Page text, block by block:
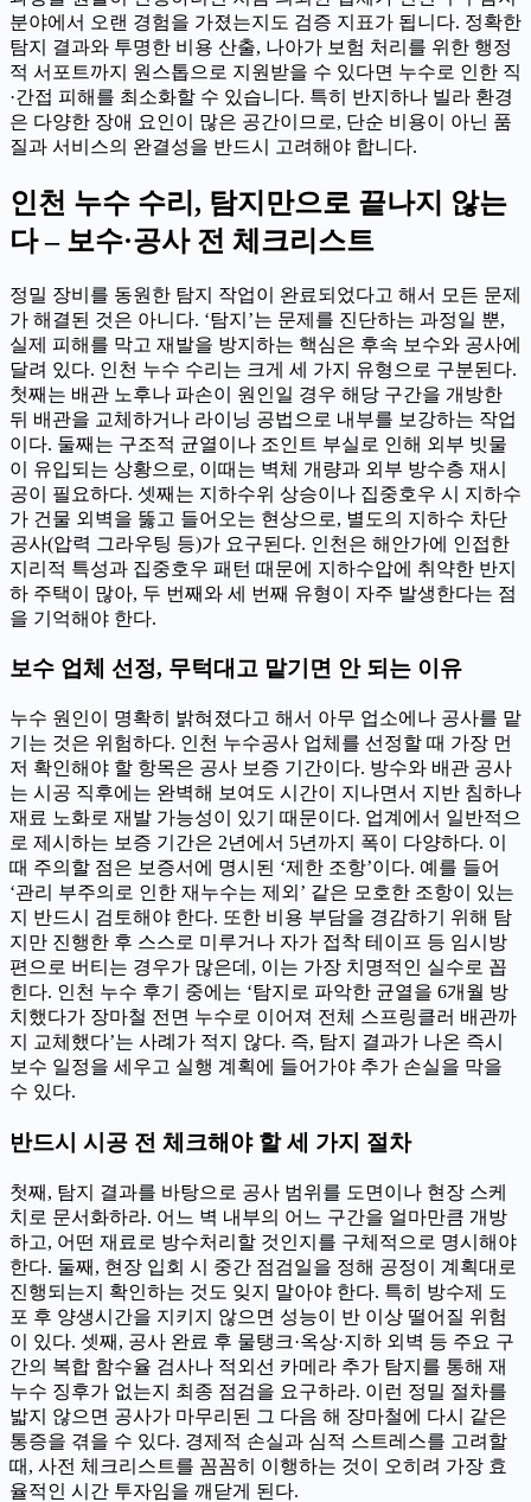
분야에서 오랜 경험을 가졌는지도 검증 지표가 됩니다. 정확한
탐지 결과와 투명한 비용 산출, 나아가 보험 처리를 위한 행정
적 서포트까지 원스톱으로 지원받을 수 있다면 누수로 인한 직
·간접 피해를 최소화할 수 있습니다. 특히 반지하나 빌라 환경
은 다양한 장애 요인이 많은 공간이므로, 단순 비용이 아닌 품
질과 서비스의 완결성을 반드시 고려해야 합니다.
인천 누수 수리, 탐지만으로 끝나지 않는
다 – 보수·공사 전 체크리스트
정밀 장비를 동원한 탐지 작업이 완료되었다고 해서 모든 문제
가 해결된 것은 아니다. ‘탐지’는 문제를 진단하는 과정일 뿐,
실제 피해를 막고 재발을 방지하는 핵심은 후속 보수와 공사에
달려 있다. 인천 누수 수리는 크게 세 가지 유형으로 구분된다.
첫째는 배관 노후나 파손이 원인일 경우 해당 구간을 개방한
뒤 배관을 교체하거나 라이닝 공법으로 내부를 보강하는 작업
이다. 둘째는 구조적 균열이나 조인트 부실로 인해 외부 빗물
이 유입되는 상황으로, 이때는 벽체 개량과 외부 방수층 재시
공이 필요하다. 셋째는 지하수위 상승이나 집중호우 시 지하수
가 건물 외벽을 뚫고 들어오는 현상으로, 별도의 지하수 차단
공사(압력 그라우팅 등)가 요구된다. 인천은 해안가에 인접한
지리적 특성과 집중호우 패턴 때문에 지하수압에 취약한 반지
하 주택이 많아, 두 번째와 세 번째 유형이 자주 발생한다는 점
을 기억해야 한다.
보수 업체 선정, 무턱대고 맡기면 안 되는 이유
누수 원인이 명확히 밝혀졌다고 해서 아무 업소에나 공사를 맡
기는 것은 위험하다. 인천 누수공사 업체를 선정할 때 가장 먼
저 확인해야 할 항목은 공사 보증 기간이다. 방수와 배관 공사
는 시공 직후에는 완벽해 보여도 시간이 지나면서 지반 침하나
재료 노화로 재발 가능성이 있기 때문이다. 업계에서 일반적으
로 제시하는 보증 기간은 2년에서 5년까지 폭이 다양하다. 이
때 주의할 점은 보증서에 명시된 ‘제한 조항’이다. 예를 들어
‘관리 부주의로 인한 재누수는 제외’ 같은 모호한 조항이 있는
지 반드시 검토해야 한다. 또한 비용 부담을 경감하기 위해 탐
지만 진행한 후 스스로 미루거나 자가 접착 테이프 등 임시방
편으로 버티는 경우가 많은데, 이는 가장 치명적인 실수로 꼽
힌다. 인천 누수 후기 중에는 ‘탐지로 파악한 균열을 6개월 방
치했다가 장마철 전면 누수로 이어져 전체 스프링클러 배관까
지 교체했다’는 사례가 적지 않다. 즉, 탐지 결과가 나온 즉시
보수 일정을 세우고 실행 계획에 들어가야 추가 손실을 막을
수 있다.
반드시 시공 전 체크해야 할 세 가지 절차
첫째, 탐지 결과를 바탕으로 공사 범위를 도면이나 현장 스케
치로 문서화하라. 어느 벽 내부의 어느 구간을 얼마만큼 개방
하고, 어떤 재료로 방수처리할 것인지를 구체적으로 명시해야
한다. 둘째, 현장 입회 시 중간 점검일을 정해 공정이 계획대로
진행되는지 확인하는 것도 잊지 말아야 한다. 특히 방수제 도
포 후 양생시간을 지키지 않으면 성능이 반 이상 떨어질 위험
이 있다. 셋째, 공사 완료 후 물탱크·옥상·지하 외벽 등 주요 구
간의 복합 함수율 검사나 적외선 카메라 추가 탐지를 통해 재
누수 징후가 없는지 최종 점검을 요구하라. 이런 정밀 절차를
밟지 않으면 공사가 마무리된 그 다음 해 장마철에 다시 같은
통증을 겪을 수 있다. 경제적 손실과 심적 스트레스를 고려할
때, 사전 체크리스트를 꼼꼼히 이행하는 것이 오히려 가장 효
율적인 시간 투자임을 깨닫게 된다.